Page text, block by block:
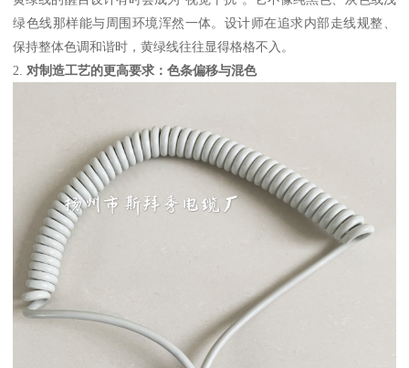
绿色线那样能与周围环境浑然一体。设计师在追求内部走线规整、
保持整体色调和谐时，黄绿线往往显得格格不入。
2. 对制造工艺的更高要求：色条偏移与混色